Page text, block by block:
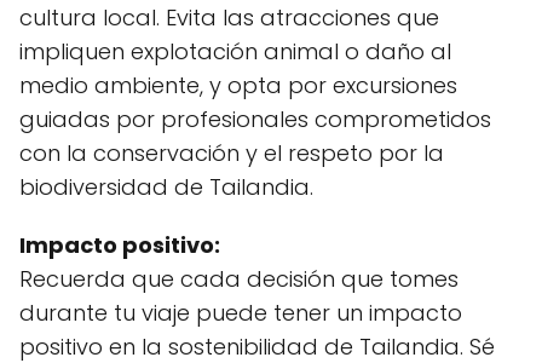
cultura local. Evita las atracciones que
impliquen explotación animal o daño al
medio ambiente, y opta por excursiones
guiadas por profesionales comprometidos
con la conservación y el respeto por la
biodiversidad de Tailandia.
Impacto positivo:
Recuerda que cada decisión que tomes
durante tu viaje puede tener un impacto
positivo en la sostenibilidad de Tailandia. Sé